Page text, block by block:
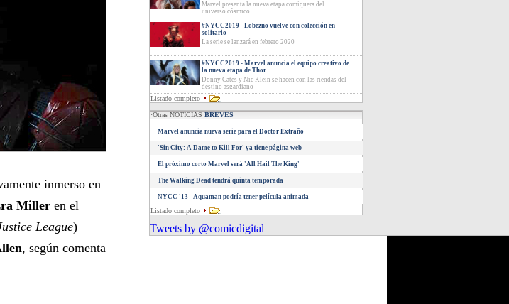
inmerso en
Miller en el
League)
, según comenta
Marvel presenta la nueva etapa comiquera del
universo cósmico
#NYCC2019 - Lobezno vuelve con colección en
solitario
La serie se lanzará en febrero 2020
#NYCC2019 - Marvel anuncia el equipo creativo de
la nueva etapa de Thor
Donny Cates y Nic Klein se hacen con las riendas del
destino asgardiano
Listado completo
·Otras NOTICIAS BREVES
Marvel anuncia nueva serie para el Doctor Extraño
'Sin City: A Dame to Kill For' ya tiene página web
El próximo corto Marvel será 'All Hail The King'
The Walking Dead tendrá quinta temporada
NYCC '13 - Aquaman podría tener película animada
Listado completo
Tweets by @comicdigital